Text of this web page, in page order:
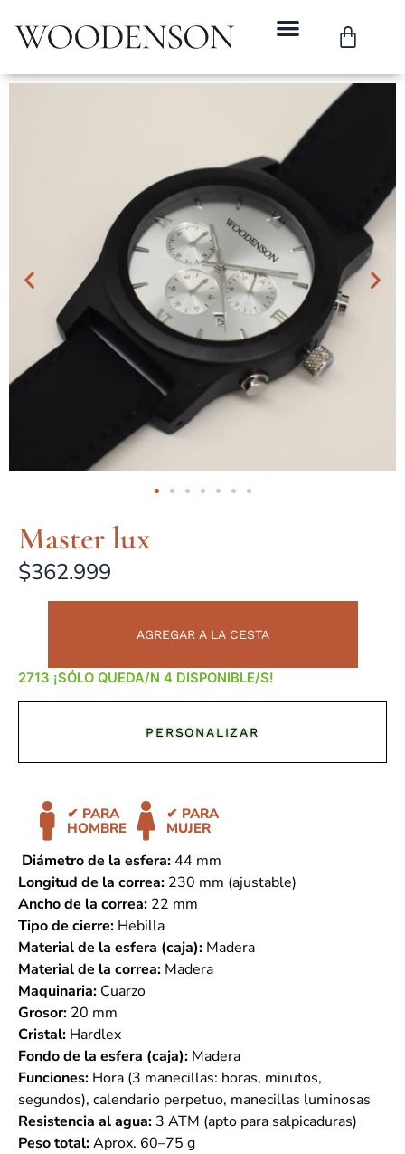
Master lux
$362.999
AGREGAR A LA CESTA
¡SÓLO QUEDA/N 4 DISPONIBLE/S!
PERSONALIZAR
✔ PARA
HOMBRE
✔ PARA
MUJER
Diámetro de la esfera:44 mm
Longitud de la correa: 230 mm (ajustable)
Ancho de la correa: 22 mm
Tipo de cierre: Hebilla
Material de la esfera (caja): Madera
Material de la correa: Madera
Maquinaria: Cuarzo
Grosor: 20 mm
Cristal: Hardlex
Fondo de la esfera (caja): Madera
Funciones: Hora (3 manecillas: horas, minutos,
segundos), calendario perpetuo, manecillas luminosas
Resistencia al agua: 3 ATM (apto para salpicaduras)
Peso total:Aprox. 60–75 g